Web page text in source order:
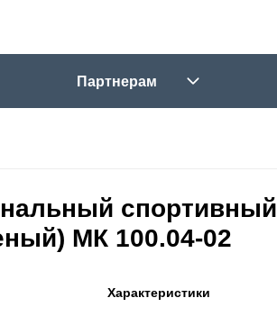
Партнерам
спортивный
МК 100.04-02
Характеристики